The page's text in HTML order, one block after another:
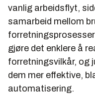
vanlig arbeidsflyt,
samarbeid mellom
gjøre det enklere å
forretningsvilkår, og
dem mer effektive,
automatisering.